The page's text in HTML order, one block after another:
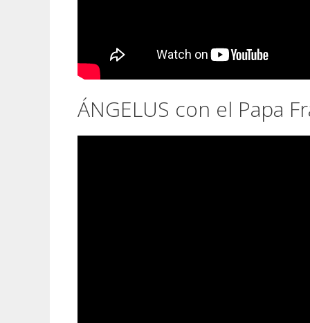
ÁNGELUS con el Papa